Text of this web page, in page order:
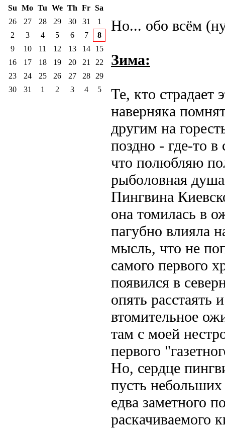
Но... обо всём
Зима:
Те, кто
наверняка
другим на
поздно - где-то
что полюбляю
рыболовная
Пингвина
она томилась в
пагубно влияла
мысль, что не
самого первого
появился в
опять расстаять
втомительное
там с моей
первого
Но, сердце
пусть
едва заметного
раскачиваемого
Su Mo Tu We Th Fr Sa
26
27 28 29 30 31
1
2
3 4 5 6 7
8
9
10 11 12 13 14
15
16
17 18 19 20 21
22
23
24 25 26 27 28
29
30
31 1 2 3 4 5